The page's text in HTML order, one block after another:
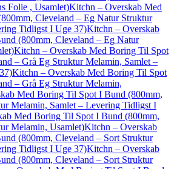
Folie , Usamlet)Kitchn – Overskab Med
Cleveland – Eg Natur Struktur
Tidligst I Uge 37)Kitchn – Overskab
(800mm, Cleveland – Eg Natur
Kitchn – Overskab Med Boring Til Spot
– Grå Eg Struktur Melamin, Samlet –
Kitchn – Overskab Med Boring Til Spot
– Grå Eg Struktur Melamin,
Med Boring Til Spot I Bund (800mm,
Melamin, Samlet – Levering Tidligst I
Med Boring Til Spot I Bund (800mm,
Melamin, Usamlet)Kitchn – Overskab
(800mm, Cleveland – Sort Struktur
Tidligst I Uge 37)Kitchn – Overskab
(800mm, Cleveland – Sort Struktur